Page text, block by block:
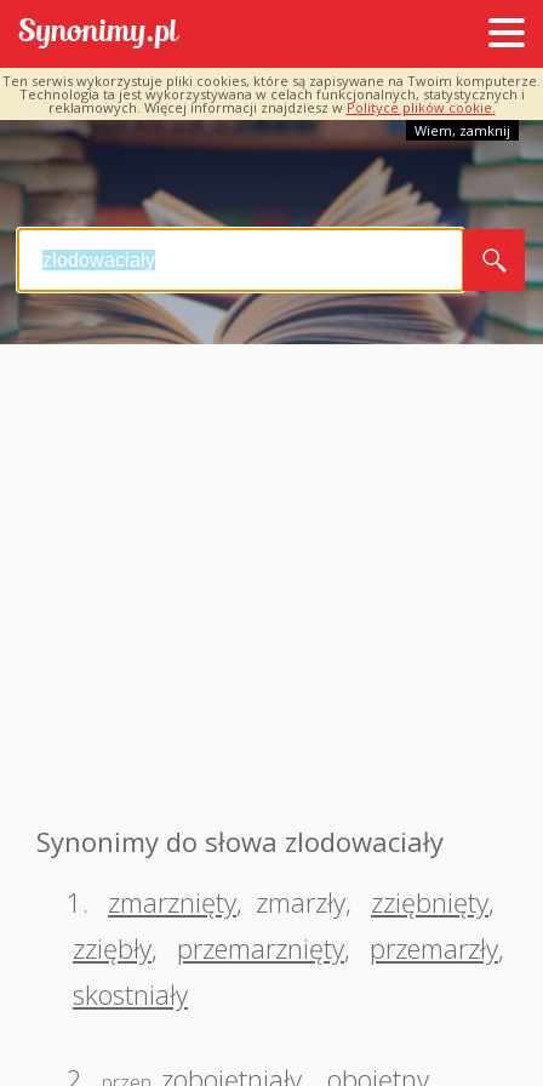
Ten serwis wykorzystuje pliki cookies, które są zapisywane na Twoim komputerze.
Technologia ta jest wykorzystywana w celach funkcjonalnych, statystycznych i
reklamowych. Więcej informacji znajdziesz w Polityce plików cookie.
Wiem, zamknij
Synonimy do słowa zlodowaciały
1.
zmarznięty, zmarzły, zziębnięty,
zziębły, przemarznięty, przemarzły,
skostniały
2. zobojętniały obojętny